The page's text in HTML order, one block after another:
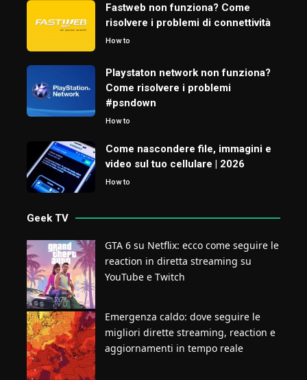
Fastweb non funziona? Come
risolvere i problemi di connettività
How to
Playstaton network non funziona?
Come risolvere i problemi
#psndown
How to
Come nascondere file, immagini e
video sul tuo cellulare | 2026
How to
Geek TV
GTA 6 su Netflix: ecco come seguire le
reaction in diretta streaming su
YouTube e Twitch
Emergenza caldo: dove seguire le
migliori dirette streaming, reaction e
aggiornamenti in tempo reale